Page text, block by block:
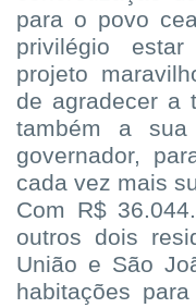
para o povo
privilégio
projeto
de agradecer a
também a sua
governador,
cada vez mais
Com R$
outros dois
União e São
habitações